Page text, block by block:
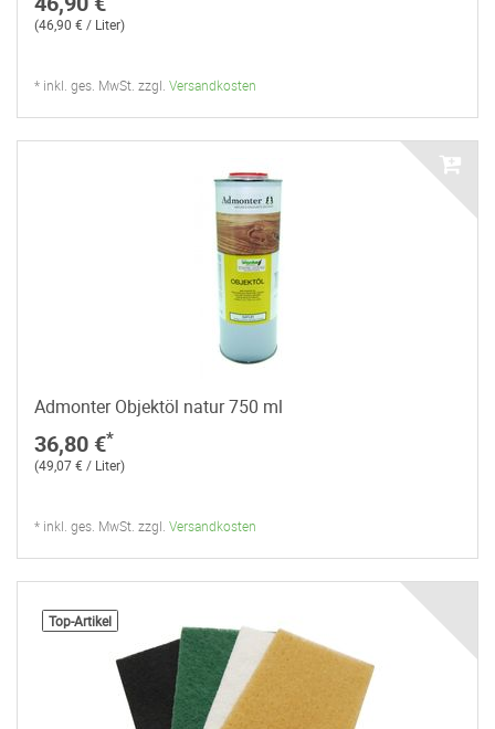
(46,90 € / Liter)
* inkl. ges. MwSt. zzgl. Versandkosten
Admonter Objektöl natur 750 ml
36,80 €*
(49,07 € / Liter)
* inkl. ges. MwSt. zzgl. Versandkosten
Top-Artikel